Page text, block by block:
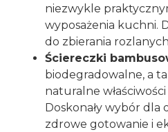
niezwykle
wyposażenia kuchni.
do zbierania
Ściereczki
biodegradowalne, a
naturalne
Doskonały wybór dla
zdrowe gotowanie i